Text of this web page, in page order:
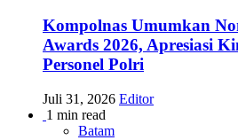
Kompolnas Umumkan
Awards 2026, Apresiasi
Personel Polri
Juli 31, 2026 Editor
1 min read
Batam